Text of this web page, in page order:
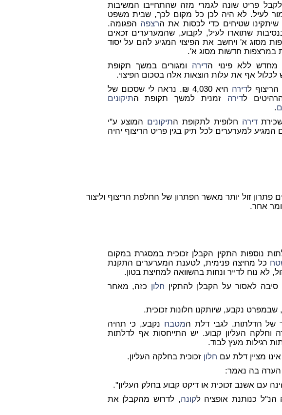
פריט שונה לגמרי מזה שהתחייבו המשיבות
לעיל. לא היה לכן כל מקום לכך, שבית משפט
שטיחים כדי לכסות את הרצפה הפגומה.
שתוארו לעיל, לקבוע, שהמערערים זכאים
מסוג א' ויחשב את הפיצוי המגיע להם על יסוד
במרצפות חדשות מסוג א'.
מחדש ללא פינוי הדירה ומגורים במשך תקופת
אף את עלות הוצאות אלה בסכום הפיצוי.
לדירה
היא 4,030 ₪. נראה לי שסכום של
דירה זמנית למשך תקופת התיקונים
.
דירה חלופית לתקופת התיקונים המוצע ע"י
למערערים לכל תיק בגין פריט הריצוף יהיה
פתרון זול יותר מאשר הפתרון של החלפת הריצוף וליצור
אחר.
נוספות התקין הקבלן זכוכית במסגרת במקום
כל מחיצה פנימית, לטענת המערערים התקנת
לא נוח לדייר ונחות בהשוואה למחיצת בטון.
סיבה לאסור על הקבלן להתקין חלון כזה, מאחר
שבמפרט נקבע, שיותקנו חלונות זכוכית.
מטבח נקבע, כי תהיה
וחלקה העליון קבוע. יש התייחסות אף לדלתות
רגילות מעץ לבוד.
מציין דלת עם חלון זכוכית בחלקה העליון.
בה נאמר:
עם אשנב זכוכית או דיקט קבוע בחלק העליון".
כנותנת אופציה לקונה, לדרוש מהקבלן את